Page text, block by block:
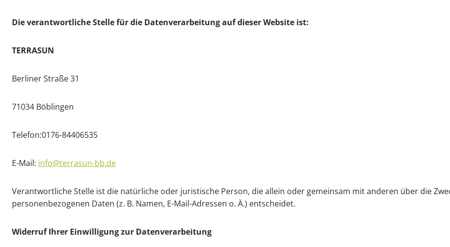
Die verantwortliche Stelle für die Datenverarbeitung auf dieser Website ist:
TERRASUN
Berliner Straße 31
71034 Böblingen
Telefon:0176-84406535
E-Mail: info@terrasun-bb.de
Verantwortliche Stelle ist die natürliche oder juristische Person, die allein oder gemeinsam mit anderen über die
personenbezogenen Daten (z. B. Namen, E-Mail-Adressen o. Ä.) entscheidet.
Widerruf Ihrer Einwilligung zur Datenverarbeitung